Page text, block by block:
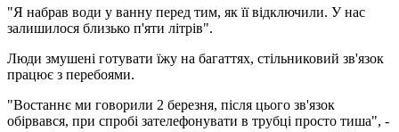
"Я набрав води у ванну перед тим, як її відключили. У нас
залишилося близько п'яти літрів".
Люди змушені готувати їжу на багаттях, стільниковий зв'язок
працює з перебоями.
"Востаннє ми говорили 2 березня, після цього зв'язок
обірвався, при спробі зателефонувати в трубці просто тиша", -